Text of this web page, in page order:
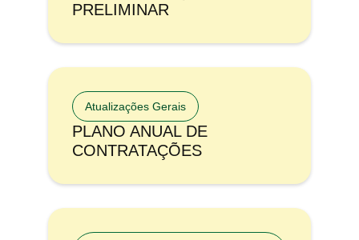
PRELIMINAR
Atualizações Gerais
PLANO ANUAL DE
CONTRATAÇÕES